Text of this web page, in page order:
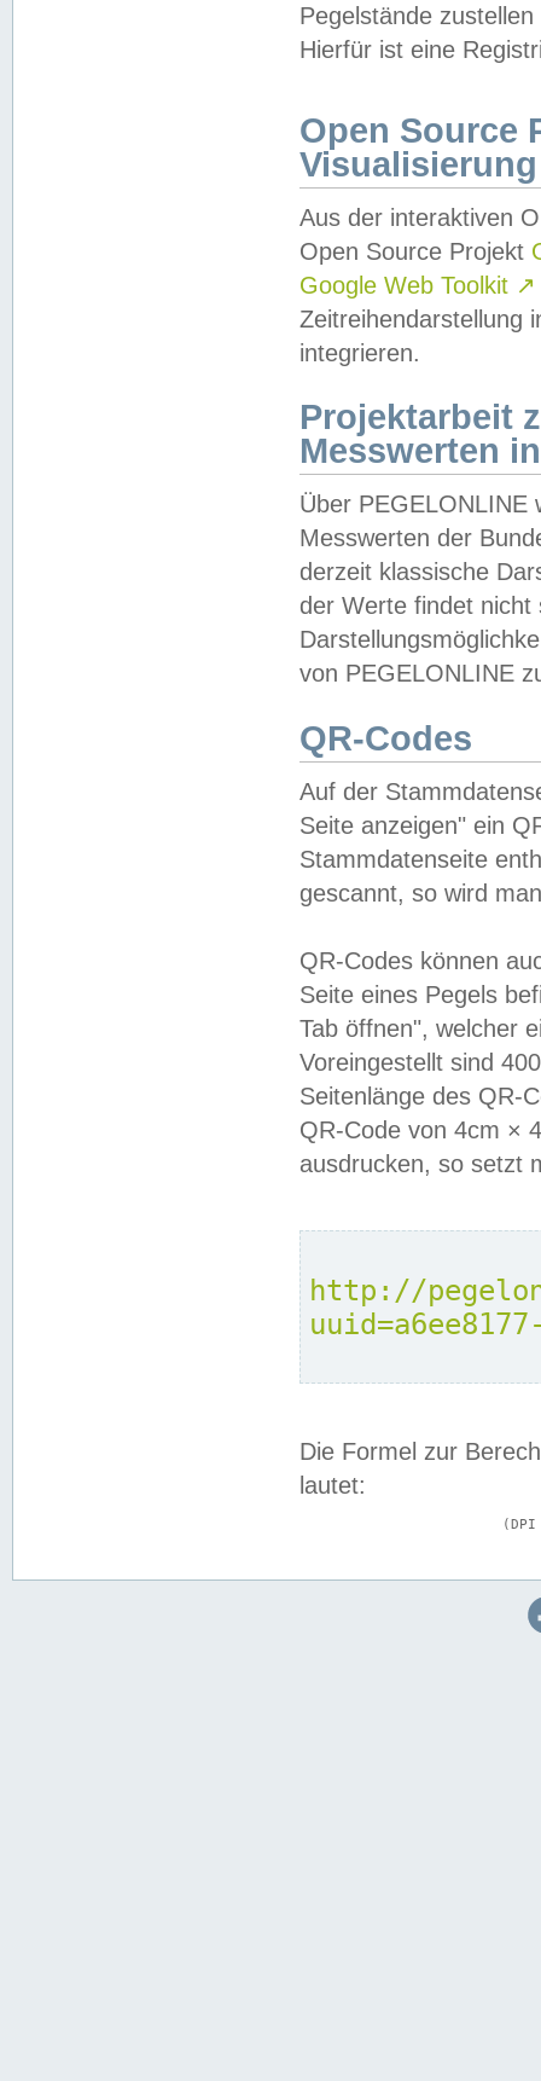
Pegelstände
Hierfür ist eine
Open Source
Visualisierung
Aus der interaktiven
Open Source Projekt
Google Web Toolkit ↗
Zeitreihendarstellung
integrieren.
Projektarbeit
Messwerten
Über PEGELONLINE
Messwerten der
derzeit klassische
der Werte findet
von PEGELONLINE
QR-Codes
Auf der
Seite anzeigen" ein
Stammdatenseite
gescannt, so wird
QR-Codes können
Seite eines Pegels
Tab öffnen", welcher
Voreingestellt sind
Seitenlänge des QR-
QR-Code von 4cm ×
ausdrucken, so setzt
http://
Die Formel zur
lautet: